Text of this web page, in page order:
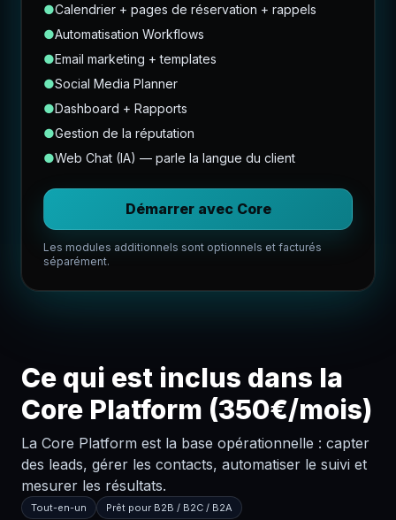
●Calendrier + pages de réservation + rappels
●Automatisation Workflows
●Email marketing + templates
●Social Media Planner
●Dashboard + Rapports
●Gestion de la réputation
●Web Chat (IA) — parle la langue du client
Démarrer avec Core
Les modules additionnels sont optionnels et facturés
séparément.
Ce qui est inclus dans la
Core Platform (350€/mois)
La Core Platform est la base opérationnelle : capter
des leads, gérer les contacts, automatiser le suivi et
mesurer les résultats.
Tout-en-un Prêt pour B2B / B2C / B2A